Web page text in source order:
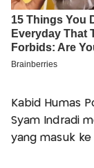
Kabid Humas
Syam Indradi
yang masuk